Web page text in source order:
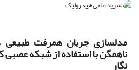
مدلسازی جریان همرفت
ناهمگن با استفاده از شبکه عصبی
نگار